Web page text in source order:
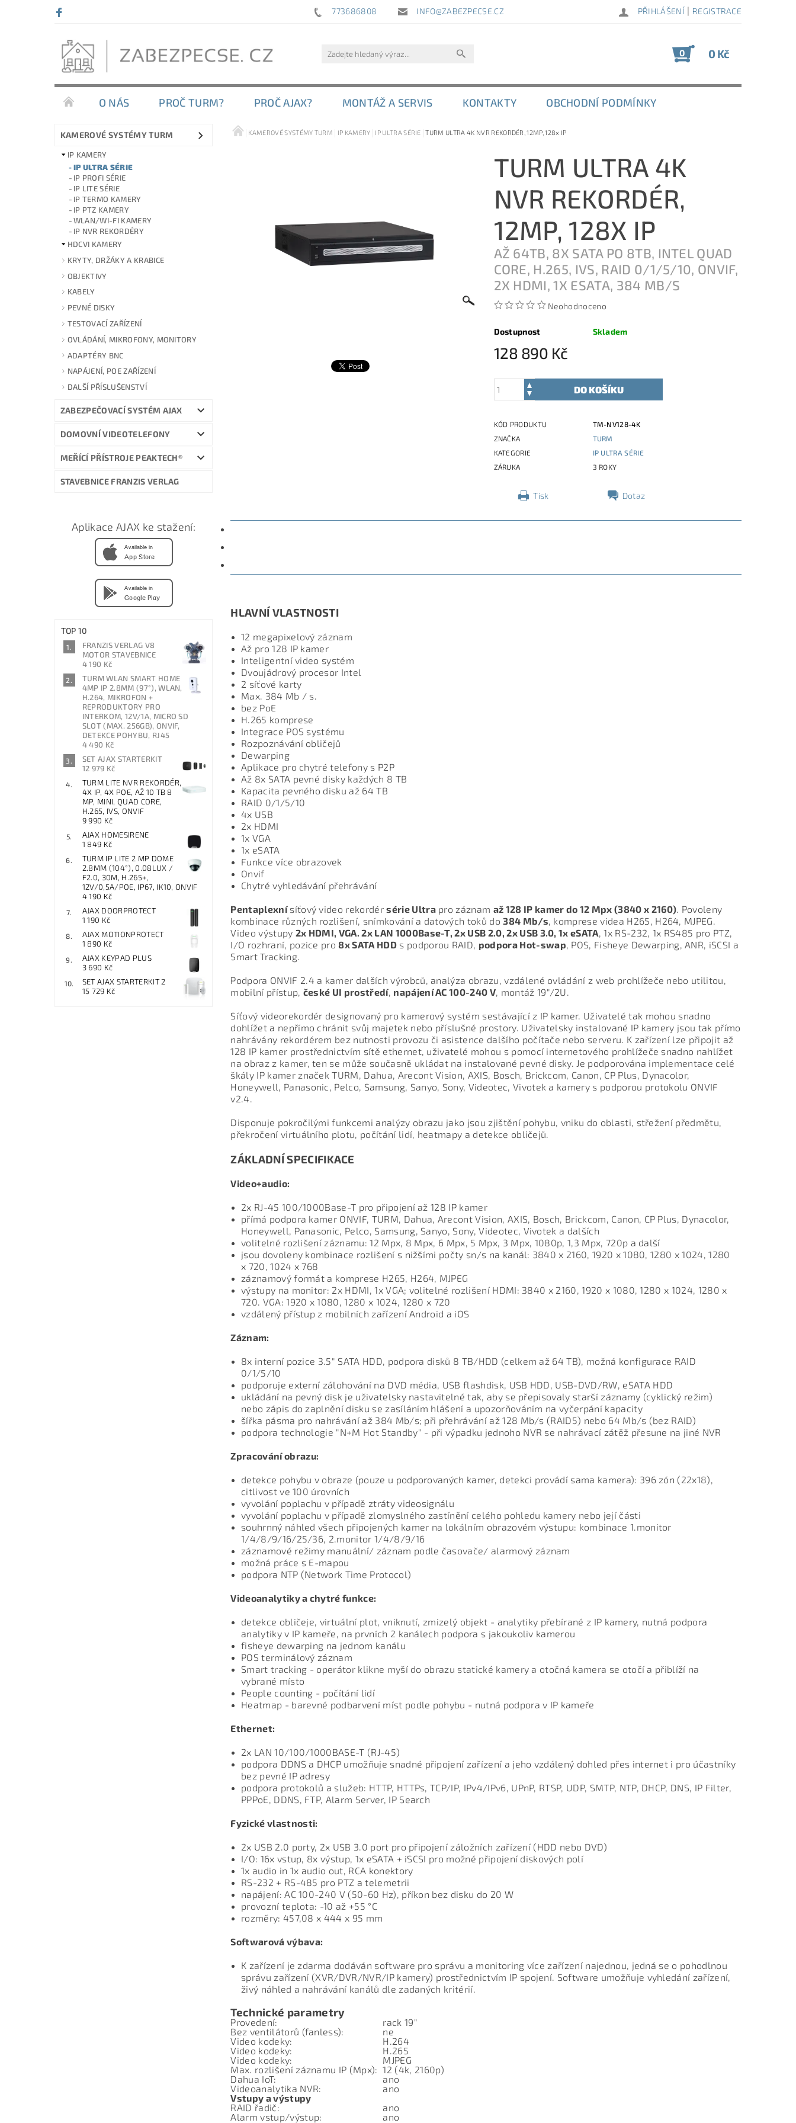
773686808 INFO@ZABEZPECSE.CZ PŘIHLÁŠENÍ | REGISTRACE
0 0 Kč
O NÁS PROČ TURM? PROČ AJAX? MONTÁŽ A SERVIS KONTAKTY OBCHODNÍ PODMÍNKY
KAMEROVÉ SYSTÉMY TURM
IP KAMERY
IP ULTRA SÉRIE
IP PROFI SÉRIE
IP LITE SÉRIE
IP TERMO KAMERY
IP PTZ KAMERY
WLAN/WI-FI KAMERY
IP NVR REKORDÉRY
HDCVI KAMERY
KRYTY, DRŽÁKY A KRABICE
OBJEKTIVY
KABELY
PEVNÉ DISKY
TESTOVACÍ ZAŘÍZENÍ
OVLÁDÁNÍ, MIKROFONY, MONITORY
ADAPTÉRY BNC
NAPÁJENÍ, POE ZAŘÍZENÍ
DALŠÍ PŘÍSLUŠENSTVÍ
ZABEZPEČOVACÍ SYSTÉM AJAX
DOMOVNÍ VIDEOTELEFONY
MEŘÍCÍ PŘÍSTROJE PEAKTECH®
STAVEBNICE FRANZIS VERLAG
Aplikace AJAX ke stažení:
TOP 10
FRANZIS VERLAG V8
MOTOR STAVEBNICE
4 190 Kč
TURM WLAN SMART HOME
4MP IP 2.8MM (97°), WLAN,
H.264, MIKROFON +
REPRODUKTORY PRO
INTERKOM, 12V/1A, MICRO SD
SLOT (MAX. 256GB), ONVIF,
DETEKCE POHYBU, RJ45
4 490 Kč
SET AJAX STARTERKIT
12 979 Kč
TURM LITE NVR REKORDÉR,
4X IP, 4X POE, AŽ 10 TB 8
MP, MINI, QUAD CORE,
H.265, IVS, ONVIF
9 990 Kč
AJAX HOMESIRENE
1 849 Kč
TURM IP LITE 2 MP DOME
2.8MM (104°), 0.08LUX /
F2.0, 30M, H.265+,
12V/0,5A/POE, IP67, IK10, ONVIF
4 190 Kč
AJAX DOORPROTECT
1 190 Kč
AJAX MOTIONPROTECT
1 890 Kč
AJAX KEYPAD PLUS
3 690 Kč
SET AJAX STARTERKIT 2
15 729 Kč
KAMEROVÉ SYSTÉMY TURM IP KAMERY IP ULTRA SÉRIE TURM ULTRA 4K NVR REKORDÉR, 12MP, 128x IP
TURM ULTRA 4K
NVR REKORDÉR,
12MP, 128X IP
AŽ 64TB, 8X SATA PO 8TB, INTEL QUAD
CORE, H.265, IVS, RAID 0/1/5/10, ONVIF,
2X HDMI, 1X ESATA, 384 MB/S
Neohodnoceno
Dostupnost Skladem
128 890 Kč
KÓD PRODUKTU
TM-NV128-4K
ZNAČKA
TURM
KATEGORIE
IP ULTRA SÉRIE
ZÁRUKA
3 ROKY
Tisk Dotaz
HLAVNÍ VLASTNOSTI
12 megapixelový záznam
Až pro 128 IP kamer
Inteligentní video systém
Dvoujádrový procesor Intel
2 síťové karty
Max. 384 Mb / s.
bez PoE
H.265 komprese
Integrace POS systému
Rozpoznávání obličejů
Dewarping
Aplikace pro chytré telefony s P2P
Až 8x SATA pevné disky každých 8 TB
Kapacita pevného disku až 64 TB
RAID 0/1/5/10
4x USB
2x HDMI
1x VGA
1x eSATA
Funkce více obrazovek
Onvif
Chytré vyhledávání přehrávání
Pentaplexnísíťový video rekordérsérie Ultrapro záznam až 128 IP kamer do 12 Mpx (3840 x 2160). Povoleny
kombinace různých rozlišení, snímkování a datových toků do384 Mb/s, komprese videa H265, H264, MJPEG.
Video výstupy 2x HDMI, VGA. 2x LAN 1000Base-T, 2x USB 2.0, 2x USB 3.0, 1x eSATA, 1x RS-232, 1x RS485 pro PTZ,
I/O rozhraní, pozice pro8x SATA HDDs podporou RAID, podpora Hot-swap, POS, Fisheye Dewarping, ANR, iSCSI a
Smart Tracking.
Podpora ONVIF 2.4 a kamer dalších výrobců, analýza obrazu, vzdálené ovládání z web prohlížeče nebo utilitou,
mobilní přístup, české UI prostředí, napájení AC 100-240 V, montáž 19"/2U.
Síťový videorekordér designovaný pro kamerový systém sestávající z IP kamer. Uživatelé tak mohou snadno
dohlížet a nepřímo chránit svůj majetek nebo příslušné prostory. Uživatelsky instalované IP kamery jsou tak přímo
nahrávány rekordérem bez nutnosti provozu či asistence dalšího počítače nebo serveru. K zařízení lze připojit až
128 IP kamer prostřednictvím sítě ethernet, uživatelé mohou s pomocí internetového prohlížeče snadno nahlížet
na obraz z kamer, ten se může současně ukládat na instalované pevné disky. Je podporována implementace celé
škály IP kamer značek TURM, Dahua, Arecont Vision, AXIS, Bosch, Brickcom, Canon, CP Plus, Dynacolor,
Honeywell, Panasonic, Pelco, Samsung, Sanyo, Sony, Videotec, Vivotek a kamery s podporou protokolu ONVIF
v2.4.
Disponuje pokročilými funkcemi analýzy obrazu jako jsou zjištění pohybu, vniku do oblasti, střežení předmětu,
překročení virtuálního plotu, počítání lidí, heatmapy a detekce obličejů.
ZÁKLADNÍ SPECIFIKACE
Video+audio:
2x RJ-45 100/1000Base-T pro připojení až 128 IP kamer
přímá podpora kamer ONVIF, TURM, Dahua, Arecont Vision, AXIS, Bosch, Brickcom, Canon, CP Plus, Dynacolor,
Honeywell, Panasonic, Pelco, Samsung, Sanyo, Sony, Videotec, Vivotek a dalších
volitelné rozlišení záznamu: 12 Mpx, 8 Mpx, 6 Mpx, 5 Mpx, 3 Mpx, 1080p, 1,3 Mpx, 720p a další
jsou dovoleny kombinace rozlišení s nižšími počty sn/s na kanál: 3840 x 2160, 1920 x 1080, 1280 x 1024, 1280
x 720, 1024 x 768
záznamový formát a komprese H265, H264, MJPEG
výstupy na monitor: 2x HDMI, 1x VGA; volitelné rozlišení HDMI: 3840 x 2160, 1920 x 1080, 1280 x 1024, 1280 x
720. VGA: 1920 x 1080, 1280 x 1024, 1280 x 720
vzdálený přístup z mobilních zařízení Android a iOS
Záznam:
8x interní pozice 3.5" SATA HDD, podpora disků 8 TB/HDD (celkem až 64 TB), možná konfigurace RAID
0/1/5/10
podporuje externí zálohování na DVD média, USB flashdisk, USB HDD, USB-DVD/RW, eSATA HDD
ukládání na pevný disk je uživatelsky nastavitelné tak, aby se přepisovaly starší záznamy (cyklický režim)
nebo zápis do zaplnění disku se zasíláním hlášení a upozorňováním na vyčerpání kapacity
šířka pásma pro nahrávání až 384 Mb/s; při přehrávání až 128 Mb/s (RAID5) nebo 64 Mb/s (bez RAID)
podpora technologie "N+M Hot Standby" - při výpadku jednoho NVR se nahrávací zátěž přesune na jiné NVR
Zpracování obrazu:
detekce pohybu v obraze (pouze u podporovaných kamer, detekci provádí sama kamera): 396 zón (22x18),
citlivost ve 100 úrovních
vyvolání poplachu v případě ztráty videosignálu
vyvolání poplachu v případě zlomyslného zastínění celého pohledu kamery nebo její části
souhrnný náhled všech připojených kamer na lokálním obrazovém výstupu: kombinace 1.monitor
1/4/8/9/16/25/36, 2.monitor 1/4/8/9/16
záznamové režimy manuální/ záznam podle časovače/ alarmový záznam
možná práce s E-mapou
podpora NTP (Network Time Protocol)
Videoanalytiky a chytré funkce:
detekce obličeje, virtuální plot, vniknutí, zmizelý objekt - analytiky přebírané z IP kamery, nutná podpora
analytiky v IP kameře, na prvních 2 kanálech podpora s jakoukoliv kamerou
fisheye dewarping na jednom kanálu
POS terminálový záznam
Smart tracking - operátor klikne myší do obrazu statické kamery a otočná kamera se otočí a přiblíží na
vybrané místo
People counting - počítání lidí
Heatmap - barevné podbarvení míst podle pohybu - nutná podpora v IP kameře
Ethernet:
2x LAN 10/100/1000BASE-T (RJ-45)
podpora DDNS a DHCP umožňuje snadné připojení zařízení a jeho vzdálený dohled přes internet i pro účastníky
bez pevné IP adresy
podpora protokolů a služeb: HTTP, HTTPs, TCP/IP, IPv4/IPv6, UPnP, RTSP, UDP, SMTP, NTP, DHCP, DNS, IP Filter,
PPPoE, DDNS, FTP, Alarm Server, IP Search
Fyzické vlastnosti:
2x USB 2.0 porty, 2x USB 3.0 port pro připojení záložních zařízení (HDD nebo DVD)
I/O: 16x vstup, 8x výstup, 1x eSATA + iSCSI pro možné připojení diskových polí
1x audio in 1x audio out, RCA konektory
RS-232 + RS-485 pro PTZ a telemetrii
napájení: AC 100-240 V (50-60 Hz), příkon bez disku do 20 W
provozní teplota: -10 až +55 °C
rozměry: 457,08 x 444 x 95 mm
Softwarová výbava:
K zařízení je zdarma dodáván software pro správu a monitoring více zařízení najednou, jedná se o pohodlnou
správu zařízení (XVR/DVR/NVR/IP kamery) prostřednictvím IP spojení. Software umožňuje vyhledání zařízení,
živý náhled a nahrávání kanálů dle zadaných kritérií.
Technické parametry
Provedení:
rack 19"
Bez ventilátorů (fanless):
ne
Video kodeky:
H.264
Video kodeky:
H.265
Video kodeky:
MJPEG
Max. rozlišení záznamu IP (Mpx):12 (4k, 2160p)
Dahua IoT:
ano
Videoanalytika NVR:
ano
Vstupy a výstupy
RAID řadič:
ano
Alarm vstup/výstup:
ano